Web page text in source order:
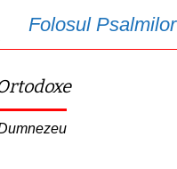
Folosul Psalmilor